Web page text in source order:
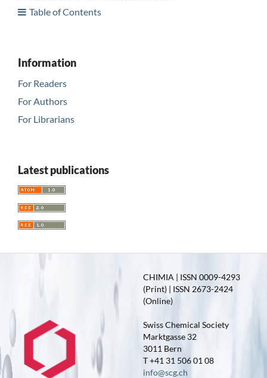
Table of Contents
Information
For Readers
For Authors
For Librarians
Latest publications
CHIMIA | ISSN 0009-4293
(Print) | ISSN 2673-2424
(Online)
Swiss Chemical Society
Marktgasse 32
3011 Bern
T +41 31 506 01 08
info@scg.ch